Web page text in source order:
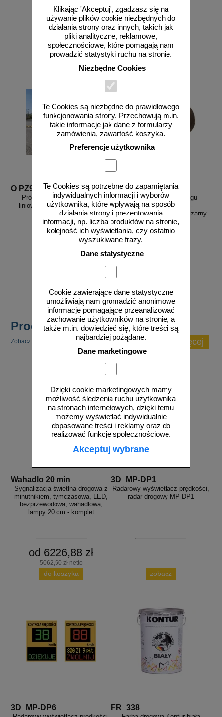
Klikając 'Akceptuj', zgadzasz się na
używanie plików cookie niezbędnych do
działania strony oraz innych, takich jak
pliki analityczne, reklamowe,
społecznościowe, które pomagają nam
prowadzić statystyki ruchu na stronie.
Niezbędne Cookies
Te Cookies są niezbędne do prawidłowego
funkcjonowania strony. Przechowują m.in.
takie informacje jak dane z formularzy
zamówienia, zawartość koszyka.
Preferencje użytkownika
Te Cookies są potrzebne do zapamiętania
indywidualnych informacji i wyborów
użytkownika, które wpływają na sposób
działania strony i prezentowania
informacji, np. liczba produktów na stronie,
kolejność ich wyświetlania, czy ostatnio
wyszukiwane frazy.
Dane statystyczne
Cookie zawierające dane statystyczne
umożliwiają nam gromadzić anonimowe
informacje pomagające przeanalizować
zachowanie użytkowników na stronie, a
także m.in. dowiedzieć się, które treści są
najbardziej pożądane.
Dane marketingowe
Dzięki cookie marketingowych mamy
możliwość śledzenia ruchu użytkownika
na stronach internetowych, dzięki temu
możemy wyświetlać indywidualnie
dopasowane treści i reklamy oraz do
realizować funkcje społecznościowe.
Akceptuj wybrane
od 113,31 zł
92,12 zł netto
do koszyka
od 164,50 zł
133,74 zł netto
do koszyka
O PZ98
Próg zwalniający drogowy -
liniowy, listwowy 7cm, najazd
98cm - U-16
O ZPZ-90
Zastępczy element progu
zwalniającego PZ-90 -
zakończenie - 90x45x5 - czarny
od 108,98 zł
Produkty popularne
Zobacz inne popularne produkty w tej kategorii. zobacz więcej
Wahadlo 20 min
Sygnalizacja świetlna drogowa z
minutnikiem, tymczasowa, LED,
bezprzewodowa, wahadłowa,
lampy 20 cm - komplet
od 6226,88 zł
5062,50 zł netto
do koszyka
3D_MP-DP1
Radarowy wyświetlacz prędkości,
radar drogowy MP-DP1
zobacz
3D_MP-DP6 FR_338